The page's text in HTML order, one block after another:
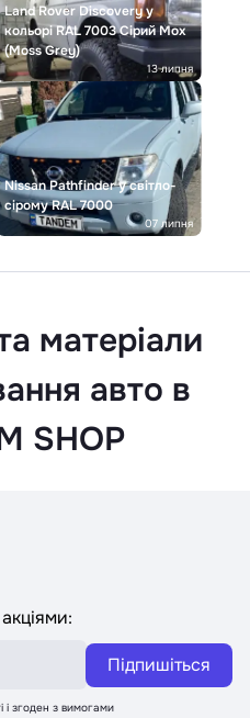
Land Rover Discovery у
кольорі RAL 7003 Сірий Мох
(Moss Grey)
13 липня
Nissan Pathfinder у світло-
сірому RAL 7000
07 липня
матеріали
авто в
SHOP
Підпишіться
і згоден з вимогами